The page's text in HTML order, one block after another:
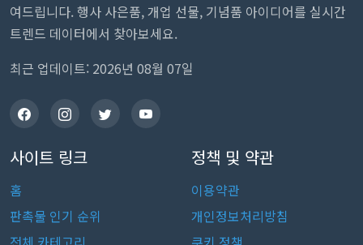
여드립니다. 행사 사은품, 개업 선물, 기념품 아이디어를 실시간
트렌드 데이터에서 찾아보세요.
최근 업데이트: 2026년 08월 07일
사이트 링크
홈
판촉물 인기 순위
정책 및 약관
이용약관
개인정보처리방침